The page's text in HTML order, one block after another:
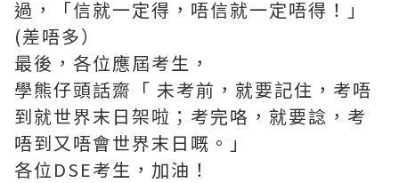
過，「信就一定得，唔信就一定唔得！」
(差唔多）
最後，各位應屆考生，
學熊仔頭話齋「 未考前，就要記住，考唔
到就世界末日架啦；考完咯，就要諗，考
唔到又唔會世界末日嘅。」
各位DSE考生，加油！